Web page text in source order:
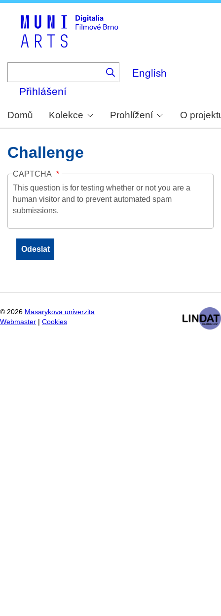
English
Přihlášení
Domů Kolekce Prohlížení O
Challenge
CAPTCHA
This question is for testing whether or not you are a
human visitor and to prevent automated spam
submissions.
© 2026 Masarykova univerzita
Webmaster
Cookies